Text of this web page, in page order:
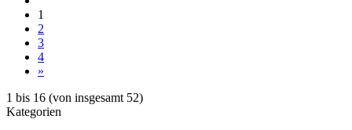
1
2
3
4
»
1 bis 16 (von insgesamt 52)
Kategorien